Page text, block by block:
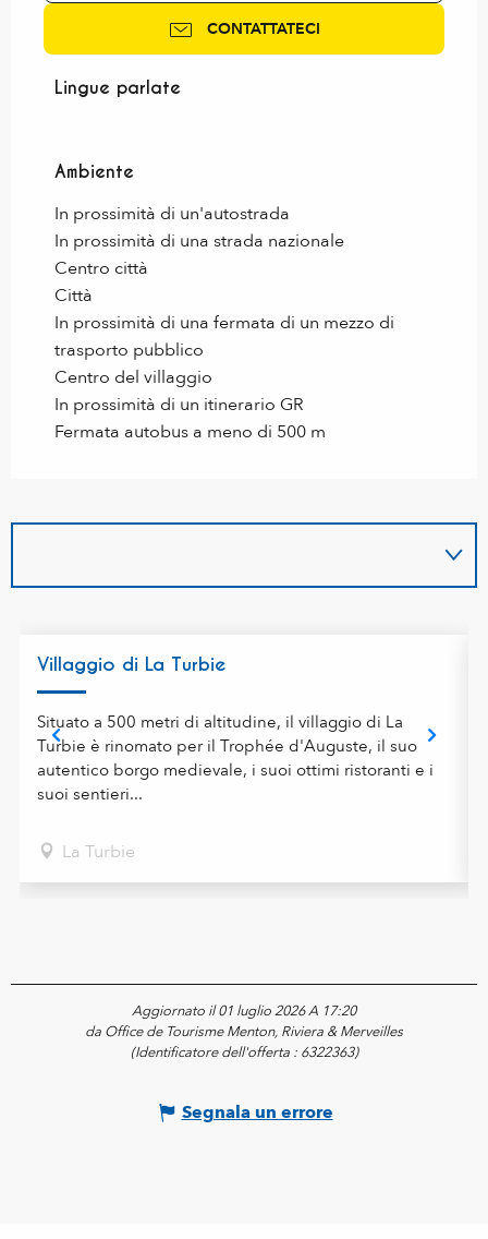
CONTATTATECI
Lingue parlate
Lingue parlate
Ambiente
Ambiente
In prossimità di un'autostrada
In prossimità di una strada nazionale
Centro città
Città
In prossimità di una fermata di un mezzo di
trasporto pubblico
Centro del villaggio
In prossimità di un itinerario GR
Fermata autobus a meno di 500 m
Villaggio di La Turbie
Situato a 500 metri di altitudine, il villaggio di La
Turbie è rinomato per il Trophée d'Auguste, il suo
autentico borgo medievale, i suoi ottimi ristoranti e i
suoi sentieri...
La Turbie
Aggiornato il 01 luglio 2026 A 17:20
da Office de Tourisme Menton, Riviera & Merveilles
(Identificatore dell'offerta : 6322363)
Segnala un errore